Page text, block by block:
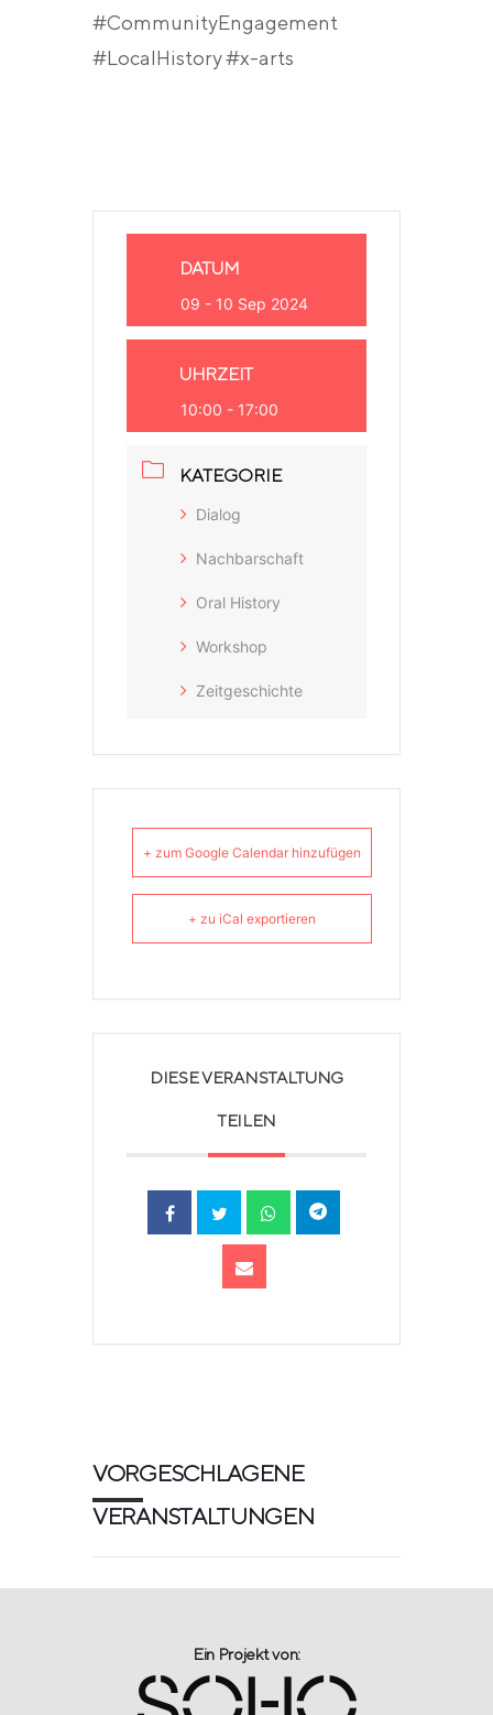
#CommunityEngagement
#LocalHistory #x-arts
DATUM
09 - 10 Sep 2024
UHRZEIT
10:00 - 17:00
KATEGORIE
Dialog
Nachbarschaft
Oral History
Workshop
Zeitgeschichte
+ zum Google Calendar hinzufügen
+ zu iCal exportieren
DIESE VERANSTALTUNG
TEILEN
VORGESCHLAGENE
VERANSTALTUNGEN
Ein Projekt von:​